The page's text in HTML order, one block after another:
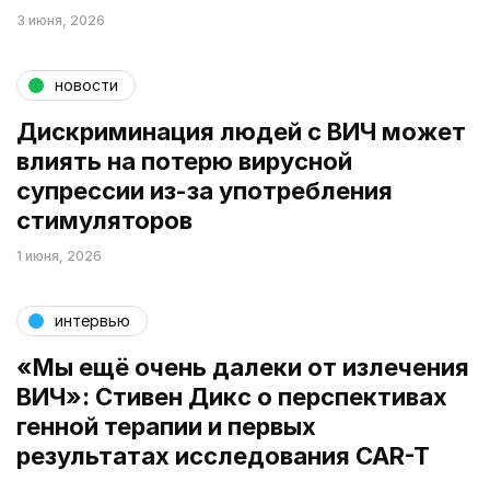
3 июня, 2026
новости
Дискриминация людей с ВИЧ может
влиять на потерю вирусной
супрессии из-за употребления
стимуляторов
1 июня, 2026
интервью
«Мы ещё очень далеки от излечения
ВИЧ»: Стивен Дикс о перспективах
генной терапии и первых
результатах исследования CAR-T